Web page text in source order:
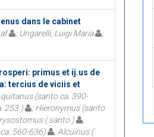
dans le cabinet
; Ungarelli, Luigi Maria
;
primus et ij.us de
tercius de viciis et
(santo ca. 390-
253 )
; Hieronymus (santo
( santo )
;
560-636)
; Alcuinus (